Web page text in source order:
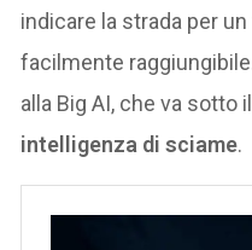
indicare la strada per
facilmente
alla Big AI, che va sotto
intelligenza di sciame.